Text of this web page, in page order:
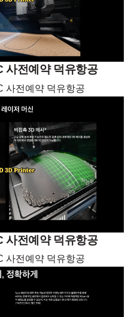
사전예약 덕유항공
사전예약 덕유항공
사전예약 덕유항공
사전예약 덕유항공